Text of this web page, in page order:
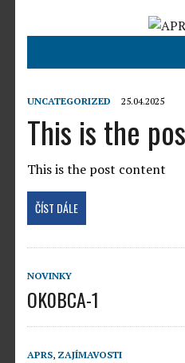
UNCATEGORIZED 25.04.2025
This is the
This is the post content
ČÍST DÁLE
NOVINKY
OK0BCA-1
APRS, ZAJÍMAVOSTI